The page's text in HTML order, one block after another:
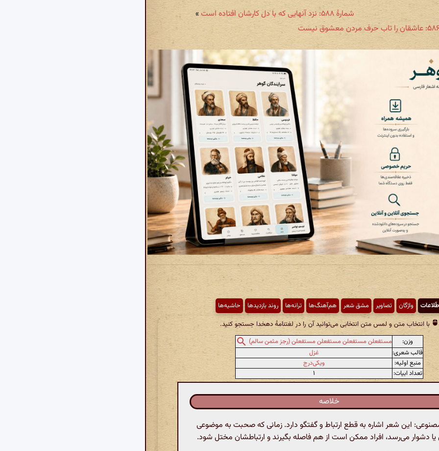
شمارهٔ ۵۸۸: نزد آنهایی که با دل کارشان افتاده است »
واژگان تصاویر مشق شعر هم‌آهنگ‌ها ترانه‌ها روند بازدیدها حاشیه‌ها
با انتخاب متن و لمس متن انتخابی می‌توانید آن را در لغتنامهٔ دهخدا جستجو کنید.
وزن:
مستفعلن مستفعلن مستفعلن مستفعلن (رجز مثمن سالم)
قالب شعری:
غزل
منبع اولیه:
ویکی‌درج
تعداد ابیات:
۱
خلاصه
این شعر اشاره به قطع ارتباط و گفتگو دارد. زمانی که صحبت به موضوعی
دشوار می‌رسد، افراد ممکن است از هم فاصله بگیرند و ارتباطشان مختل شود.